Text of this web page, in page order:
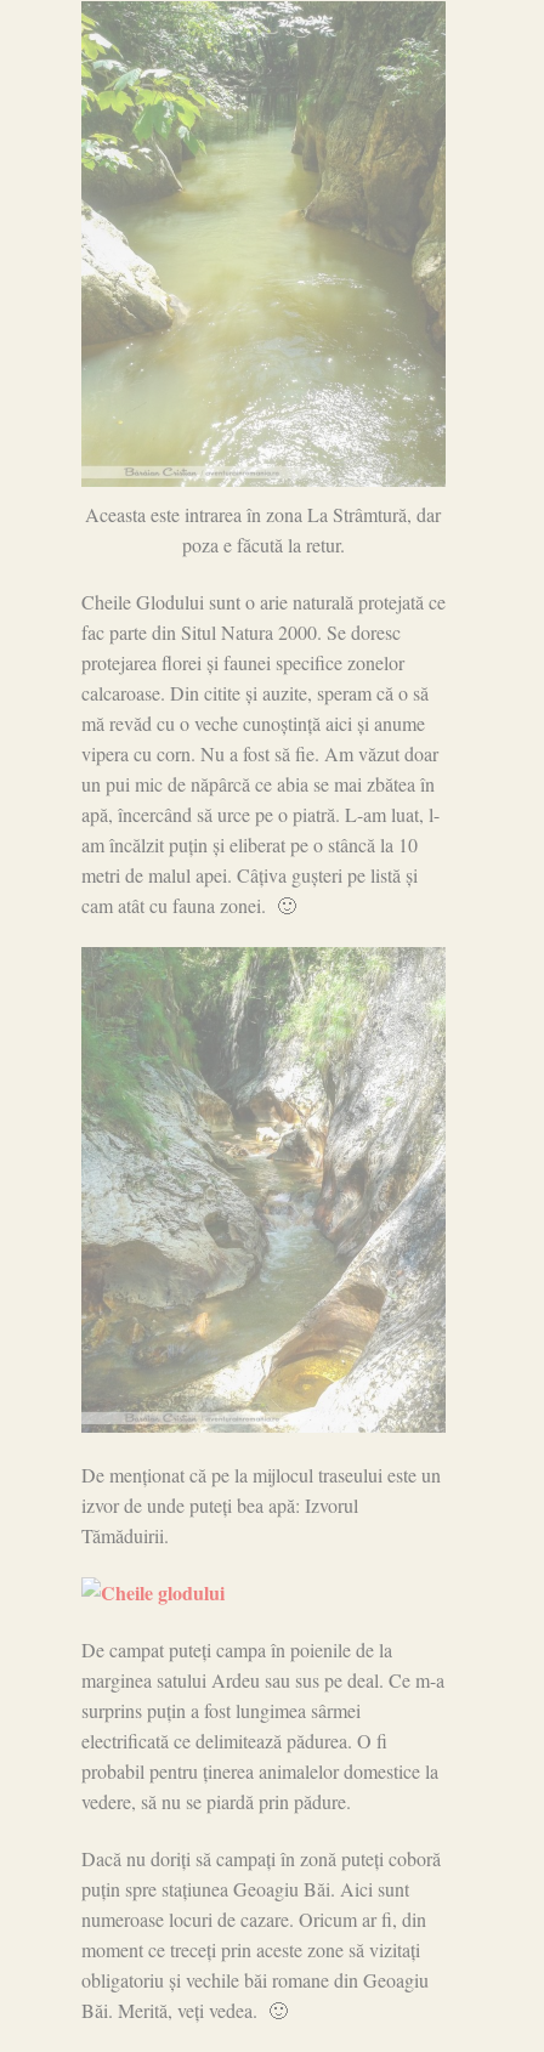
Aceasta este intrarea în zona La Strâmtură, dar
poza e făcută la retur.
Cheile Glodului sunt o arie naturală protejată ce
fac parte din Situl Natura 2000. Se doresc
protejarea florei și faunei specifice zonelor
calcaroase. Din citite și auzite, speram că o să
mă revăd cu o veche cunoștință aici și anume
vipera cu corn. Nu a fost să fie. Am văzut doar
un pui mic de năpârcă ce abia se mai zbătea în
apă, încercând să urce pe o piatră. L-am luat, l-
am încălzit puțin și eliberat pe o stâncă la 10
metri de malul apei. Câțiva gușteri pe listă și
cam atât cu fauna zonei. 🙂
De menționat că pe la mijlocul traseului este un
izvor de unde puteți bea apă: Izvorul
Tămăduirii.
De campat puteți campa în poienile de la
marginea satului Ardeu sau sus pe deal. Ce m-a
surprins puțin a fost lungimea sârmei
electrificată ce delimitează pădurea. O fi
probabil pentru ținerea animalelor domestice la
vedere, să nu se piardă prin pădure.
Dacă nu doriți să campați în zonă puteți coboră
puțin spre stațiunea Geoagiu Băi. Aici sunt
numeroase locuri de cazare. Oricum ar fi, din
moment ce treceți prin aceste zone să vizitați
obligatoriu și vechile băi romane din Geoagiu
Băi. Merită, veți vedea. 🙂